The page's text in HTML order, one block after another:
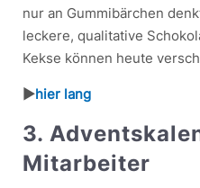
nur an Gummibärchen
leckere, qualitative
Kekse können heute
►hier lang
3.
Mitarbeiter